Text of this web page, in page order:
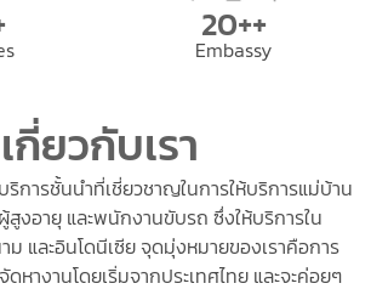
20++
Embassy
เกี่ยวกับเรา
ริการชั้นนำที่เชี่ยวชาญในการให้บริการแม่บ้าน
งอายุ และพนักงานขับรถ ซึ่งให้บริการใน
ม และอินโดนีเซีย จุดมุ่งหมายของเราคือการ
หางานโดยเริ่มจากประเทศไทย และจะค่อยๆ